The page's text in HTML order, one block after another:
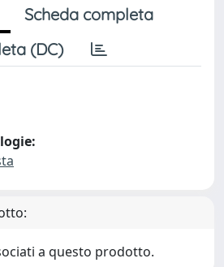
Scheda completa
(DC)
a questo prodotto.